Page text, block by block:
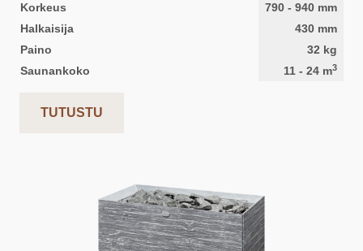
Korkeus 790 - 940 mm
Halkaisija
430 mm
Paino
32 kg
Saunankoko
11 - 24 m3
TUTUSTU